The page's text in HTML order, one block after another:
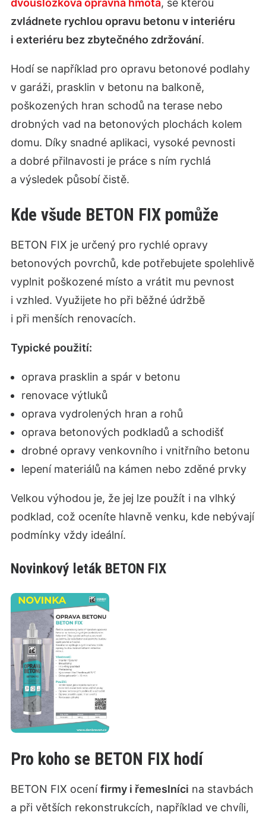
dvousložková opravná hmota, se kterou
zvládnete rychlou opravu betonu v interiéru
i exteriéru bez zbytečného zdržování.
Hodí se například pro opravu betonové podlahy
v garáži, prasklin v betonu na balkoně,
poškozených hran schodů na terase nebo
drobných vad na betonových plochách kolem
domu. Díky snadné aplikaci, vysoké pevnosti
a dobré přilnavosti je práce s ním rychlá
a výsledek působí čistě.
Kde všude BETON FIX pomůže
BETON FIX je určený pro rychlé opravy
betonových povrchů, kde potřebujete spolehlivě
vyplnit poškozené místo a vrátit mu pevnost
i vzhled. Využijete ho při běžné údržbě
i při menších renovacích.
Typické použití:
oprava prasklin a spár v betonu
renovace výtluků
oprava vydrolených hran a rohů
oprava betonových podkladů a schodišť
drobné opravy venkovního i vnitřního betonu
lepení materiálů na kámen nebo zděné prvky
Velkou výhodou je, že jej lze použít i na vlhký
podklad, což oceníte hlavně venku, kde nebývají
podmínky vždy ideální.
Novinkový leták BETON FIX
Pro koho se BETON FIX hodí
BETON FIX ocenífirmy i řemeslníci na stavbách
a při větších rekonstrukcích, například ve chvíli,